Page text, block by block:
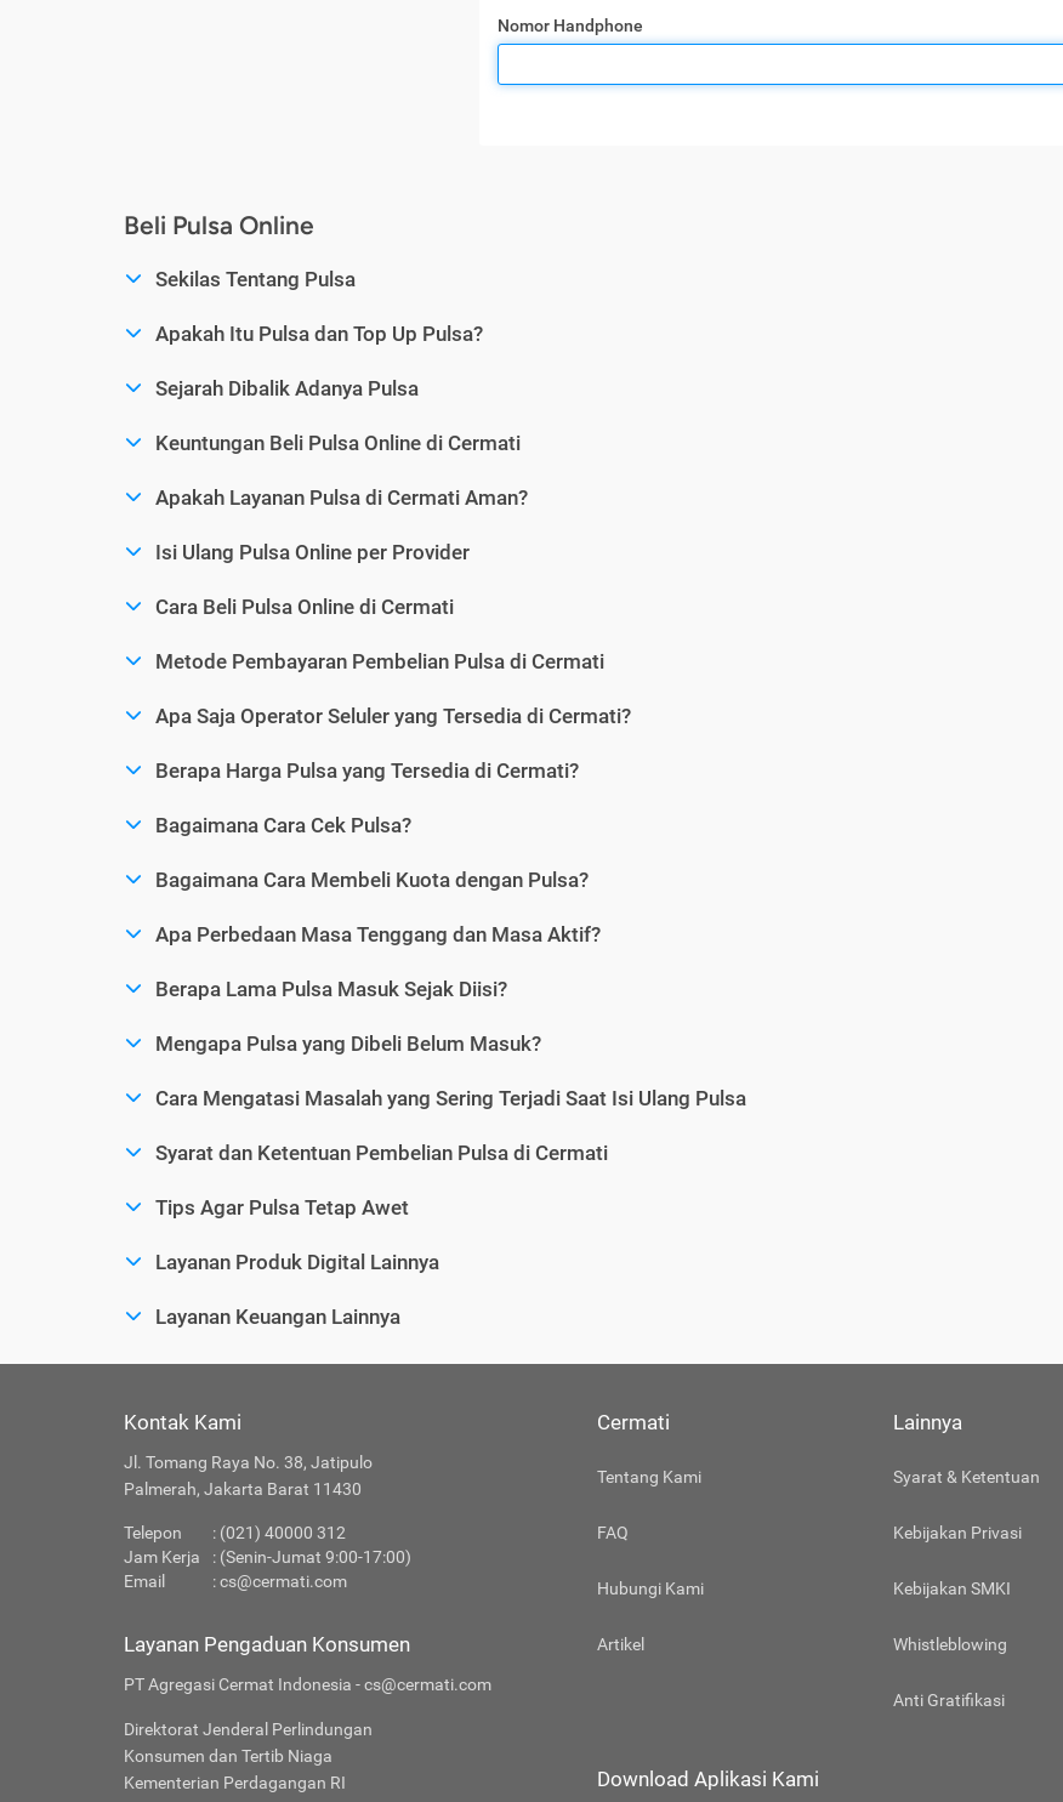
Nomor Handphone
Beli Pulsa Online
Sekilas Tentang Pulsa
Apakah Itu Pulsa dan Top Up Pulsa?
Sejarah Dibalik Adanya Pulsa
Keuntungan Beli Pulsa Online di Cermati
Apakah Layanan Pulsa di Cermati Aman?
Isi Ulang Pulsa Online per Provider
Cara Beli Pulsa Online di Cermati
Metode Pembayaran Pembelian Pulsa di Cermati
Apa Saja Operator Seluler yang Tersedia di Cermati?
Berapa Harga Pulsa yang Tersedia di Cermati?
Bagaimana Cara Cek Pulsa?
Bagaimana Cara Membeli Kuota dengan Pulsa?
Apa Perbedaan Masa Tenggang dan Masa Aktif?
Berapa Lama Pulsa Masuk Sejak Diisi?
Mengapa Pulsa yang Dibeli Belum Masuk?
Cara Mengatasi Masalah yang Sering Terjadi Saat Isi Ulang Pulsa
Syarat dan Ketentuan Pembelian Pulsa di Cermati
Tips Agar Pulsa Tetap Awet
Layanan Produk Digital Lainnya
Layanan Keuangan Lainnya
Kontak Kami
Jl. Tomang Raya No. 38, Jatipulo
Palmerah, Jakarta Barat 11430
Telepon
: (021) 40000 312
Jam Kerja
: (Senin-Jumat 9:00-17:00)
Email
:cs@cermati.com
Layanan Pengaduan Konsumen
PT Agregasi Cermat Indonesia - cs@cermati.com
Direktorat Jenderal Perlindungan
Konsumen dan Tertib Niaga
Kementerian Perdagangan RI
Cermati
Tentang Kami
FAQ
Hubungi Kami
Artikel
Lainnya
Syarat & Ketentuan
Kebijakan Privasi
Kebijakan SMKI
Whistleblowing
Anti Gratifikasi
Download Aplikasi Kami